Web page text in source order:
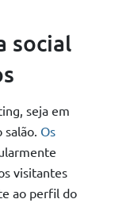
social
seja em
Os
visitantes
ao perfil do